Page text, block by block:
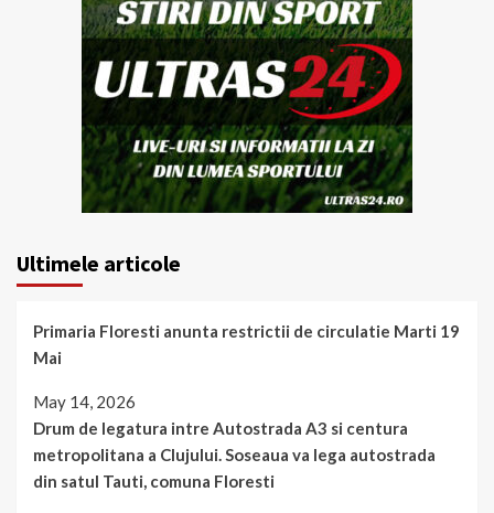
Ultimele articole
Primaria Floresti anunta restrictii de circulatie Marti 19
Mai
May 14, 2026
Drum de legatura intre Autostrada A3 si centura
metropolitana a Clujului. Soseaua va lega autostrada
din satul Tauti, comuna Floresti